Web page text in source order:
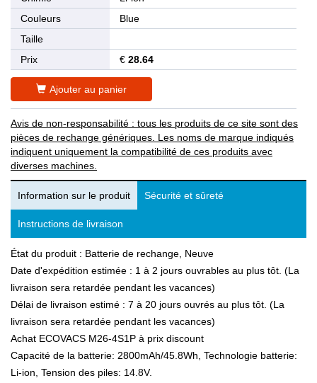
Couleurs
Blue
Taille
Prix
€ 28.64
Ajouter au panier
Avis de non-responsabilité : tous les produits de ce site sont des
pièces de rechange génériques. Les noms de marque indiqués
indiquent uniquement la compatibilité de ces produits avec
diverses machines.
Information sur le produit Sécurité et sûreté
Instructions de livraison
État du produit : Batterie de rechange, Neuve
Date d'expédition estimée : 1 à 2 jours ouvrables au plus tôt. (La
livraison sera retardée pendant les vacances)
Délai de livraison estimé : 7 à 20 jours ouvrés au plus tôt. (La
livraison sera retardée pendant les vacances)
Achat ECOVACS M26-4S1P à prix discount
Capacité de la batterie: 2800mAh/45.8Wh, Technologie batterie:
Li-ion, Tension des piles: 14.8V.